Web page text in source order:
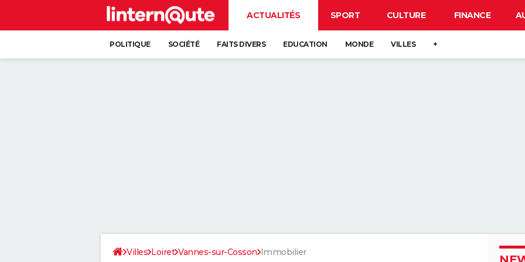
ACTUALITÉS SPORT CULTURE FINANCE
POLITIQUE SOCIÉTÉ FAITS DIVERS EDUCATION MONDE VILLES +
Villes Loiret Vannes-sur-Cosson Immobilier